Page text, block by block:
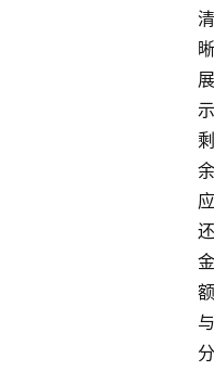
清
晰
展
示
剩
余
应
还
金
额
与
分